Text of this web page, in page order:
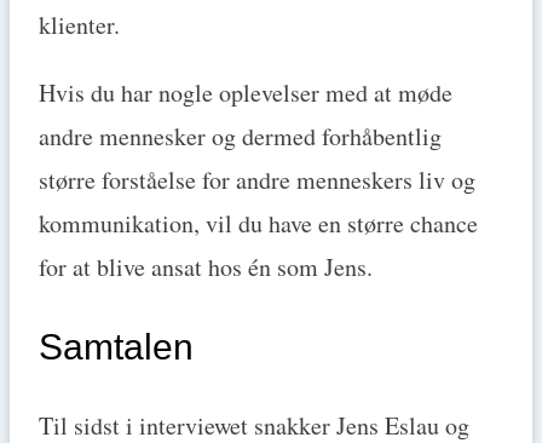
klienter.
Hvis du har nogle oplevelser med at møde
andre mennesker og dermed forhåbentlig
større forståelse for andre menneskers liv og
kommunikation, vil du have en større chance
for at blive ansat hos én som Jens.
Samtalen
Til sidst i interviewet snakker Jens Eslau og